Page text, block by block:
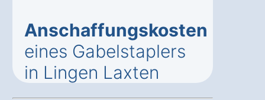
Anschaffungskosten
eines Gabelstaplers
in Lingen Laxten